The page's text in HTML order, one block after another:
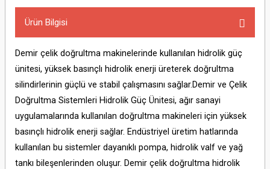
Ürün Bilgisi
Demir çelik doğrultma makinelerinde kullanılan hidrolik güç
ünitesi, yüksek basınçlı hidrolik enerji üreterek doğrultma
silindirlerinin güçlü ve stabil çalışmasını sağlar.Demir ve Çelik
Doğrultma Sistemleri Hidrolik Güç Ünitesi, ağır sanayi
uygulamalarında kullanılan doğrultma makineleri için yüksek
basınçlı hidrolik enerji sağlar. Endüstriyel üretim hatlarında
kullanılan bu sistemler dayanıklı pompa, hidrolik valf ve yağ
tankı bileşenlerinden oluşur. Demir çelik doğrultma hidrolik